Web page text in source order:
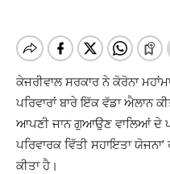
ਕੇਜਰੀਵਾਲ ਸਰਕਾਰ ਨੇ ਕੋਰੋਨਾ
ਪਰਿਵਾਰਾਂ ਬਾਰੇ ਇੱਕ ਵੱਡਾ ਐਲਾਨ
ਆਪਣੀ ਜਾਨ ਗੁਆਉਣ ਵਾਲਿਆਂ ਦੇ
ਪਰਿਵਾਰਕ ਵਿੱਤੀ ਸਹਾਇਤਾ
ਕੀਤਾ ਹੈ।